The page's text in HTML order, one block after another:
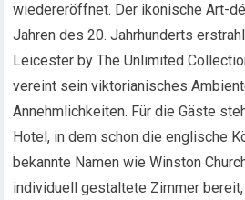
wiedereröffnet. Der ikonische Art-
Jahren des 20. Jahrhunderts
Leicester by The Unlimited
vereint sein viktorianisches
Annehmlichkeiten. Für die Gäste
Hotel, in dem schon die englische
bekannte Namen wie Winston
individuell gestaltete Zimmer